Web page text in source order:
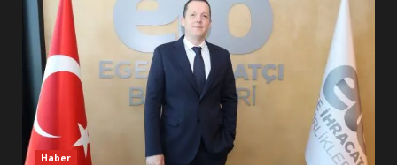
5
6
BURHANİYE SATRANÇ
TURNUVASI KAYITLARI NEYİ
DEĞİŞTİRİYOR?
Haber